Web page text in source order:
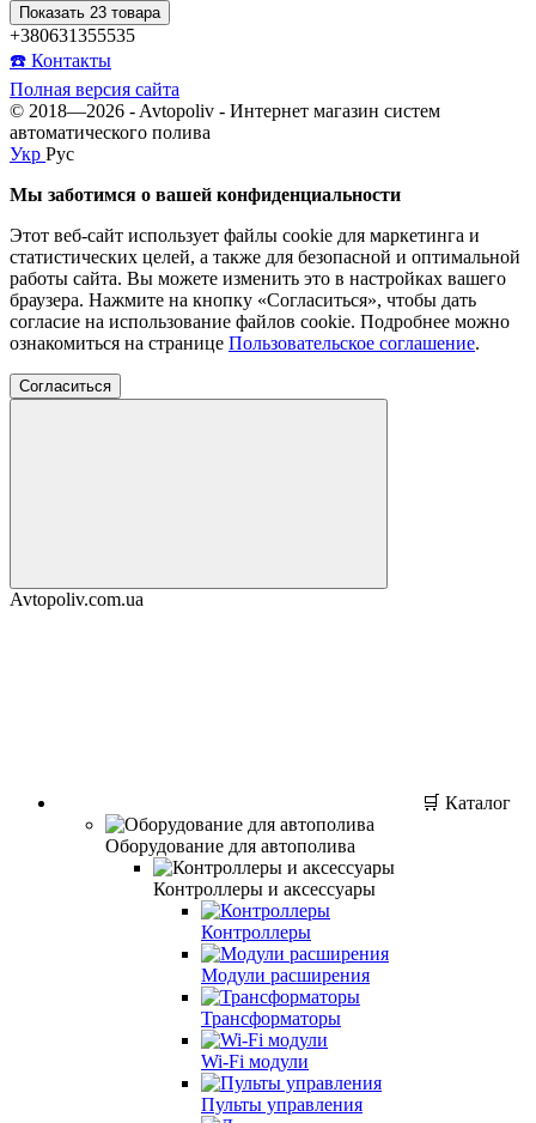
Показать 23 товара
+380631355535
☎️ Контакты
Полная версия сайта
© 2018—2026 - Avtopoliv - Интернет магазин систем
автоматического полива
Укр Рус
Мы заботимся о вашей конфиденциальности
Этот веб-сайт использует файлы cookie для маркетинга и
статистических целей, а также для безопасной и оптимальной
работы сайта. Вы можете изменить это в настройках вашего
браузера. Нажмите на кнопку «Согласиться», чтобы дать
согласие на использование файлов cookie. Подробнее можно
ознакомиться на странице Пользовательское соглашение.
Согласиться
Avtopoliv.com.ua
🛒 Каталог
Оборудование для автополива
Контроллеры и аксессуары
Контроллеры
Модули расширения
Трансформаторы
Wi-Fi модули
Пульты управления